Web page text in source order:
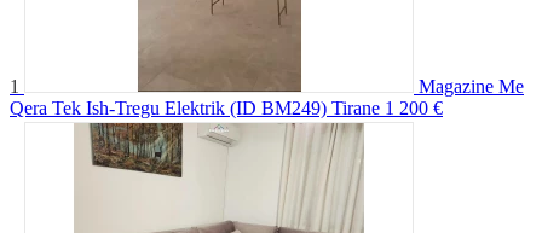
1
Magazine Me
Qera Tek Ish-Tregu Elektrik (ID BM249) Tirane 1 200 €